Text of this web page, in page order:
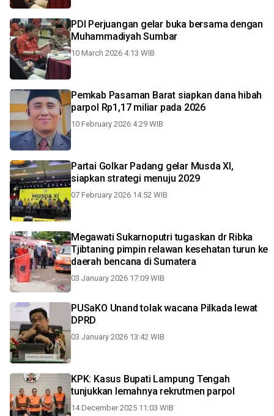
PDI Perjuangan gelar buka bersama dengan
Muhammadiyah Sumbar
10 March 2026 4:13 WIB
Pemkab Pasaman Barat siapkan dana hibah
parpol Rp1,17 miliar pada 2026
10 February 2026 4:29 WIB
Partai Golkar Padang gelar Musda XI,
siapkan strategi menuju 2029
07 February 2026 14:52 WIB
Megawati Sukarnoputri tugaskan dr Ribka
Tjibtaning pimpin relawan kesehatan turun ke
daerah bencana di Sumatera
03 January 2026 17:09 WIB
PUSaKO Unand tolak wacana Pilkada lewat
DPRD
03 January 2026 13:42 WIB
KPK: Kasus Bupati Lampung Tengah
tunjukkan lemahnya rekrutmen parpol
14 December 2025 11:03 WIB